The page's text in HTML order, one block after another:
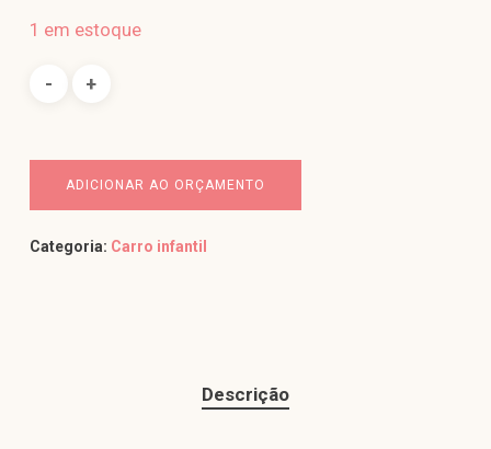
1 em estoque
ADICIONAR AO ORÇAMENTO
Categoria: Carro infantil
Descrição